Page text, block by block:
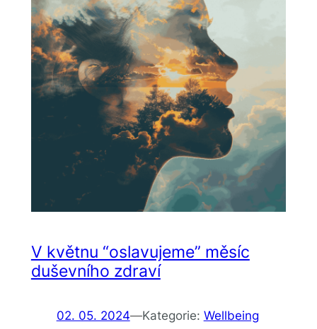
V květnu “oslavujeme” měsíc
duševního zdraví
02. 05. 2024—Kategorie: Wellbeing